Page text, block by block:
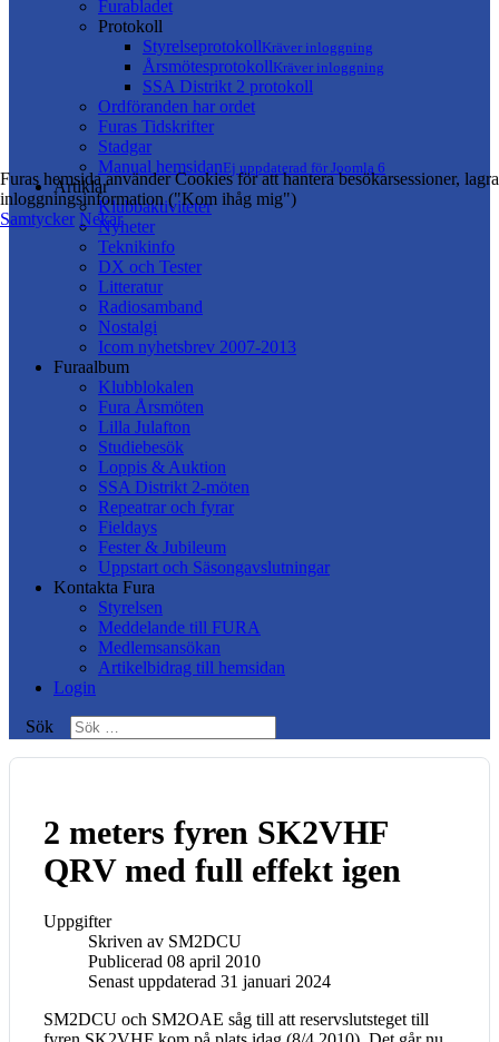
Furabladet
Protokoll
StyrelseprotokollKräver inloggning
ÅrsmötesprotokollKräver inloggning
SSA Distrikt 2 protokoll
Ordföranden har ordet
Furas Tidskrifter
Stadgar
Manual hemsidanEj uppdaterad för Joomla 6
Artiklar
Klubbaktiviteter
Nyheter
Teknikinfo
DX och Tester
Litteratur
Radiosamband
Nostalgi
Icom nyhetsbrev 2007-2013
Furaalbum
Klubblokalen
Fura Årsmöten
Lilla Julafton
Studiebesök
Loppis & Auktion
SSA Distrikt 2-möten
Repeatrar och fyrar
Fieldays
Fester & Jubileum
Uppstart och Säsongavslutningar
Kontakta Fura
Styrelsen
Meddelande till FURA
Medlemsansökan
Artikelbidrag till hemsidan
Login
Sök
2 meters fyren SK2VHF
QRV med full effekt igen
Uppgifter
Skriven av SM2DCU
Publicerad 08 april 2010
Senast uppdaterad 31 januari 2024
SM2DCU och SM2OAE såg till att reservslutsteget till
Furas hemsida använder Cookies för att hantera besökarsessioner, lagra
inloggningsinformation ("Kom ihåg mig")
Samtycker Nekar